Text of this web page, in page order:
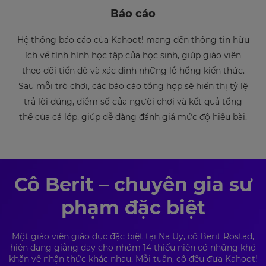
Báo cáo
Hệ thống báo cáo của Kahoot! mang đến thông tin hữu
ích về tình hình học tập của học sinh, giúp giáo viên
theo dõi tiến độ và xác định những lỗ hổng kiến thức.
Sau mỗi trò chơi, các báo cáo tổng hợp sẽ hiển thị tỷ lệ
trả lời đúng, điểm số của người chơi và kết quả tổng
thể của cả lớp, giúp dễ dàng đánh giá mức độ hiểu bài.
Cô Berit – chuyên gia sư
phạm đặc biệt
Một giáo viên giáo dục đặc biệt tại Na Uy, cô Berit Rostad,
hiện đang giảng dạy cho nhóm 14 thiếu niên có những khó
khăn về nhận thức khác nhau. Mỗi tuần, cô đều đưa Kahoot!
Update
your
language,
region
currency.
will
your
country
Language